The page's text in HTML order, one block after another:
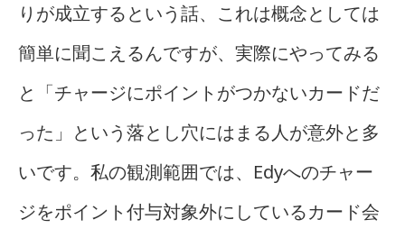
りが成立するという話、これは概念としては
簡単に聞こえるんですが、実際にやってみる
と「チャージにポイントがつかないカードだ
った」という落とし穴にはまる人が意外と多
いです。私の観測範囲では、Edyへのチャー
ジをポイント付与対象外にしているカード会